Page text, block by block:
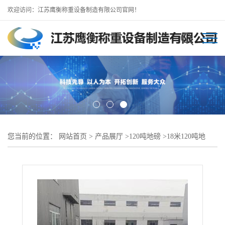
欢迎访问：江苏鹰衡称重设备制造有限公司官网！
您当前的位置： 网站首页 > 产品展厅 >120吨地磅 >18米120吨地